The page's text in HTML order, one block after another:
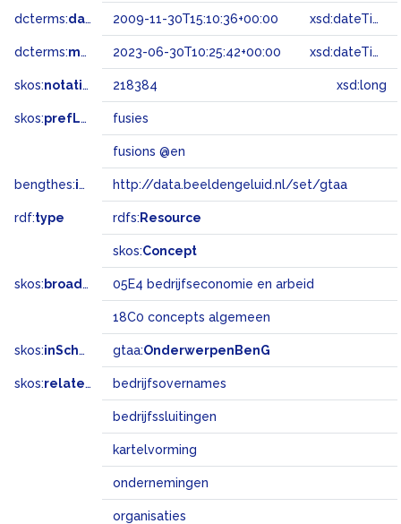
dcterms:dateSubmitted 2009-11-30T15:10:36+00:00 xsd:dateTime
dcterms:modified 2023-06-30T10:25:42+00:00 xsd:dateTime
skos:notation 218384 xsd:long
skos:prefLabel fusies
fusions @en
bengthes:inSet http://data.beeldengeluid.nl/set/gtaa
rdf:type rdfs: Resource
skos:Concept
skos: broadMatch 05E4 bedrijfseconomie en arbeid
18C0 concepts algemeen
skos:inScheme gtaa:OnderwerpenBenG
skos:related bedrijfsovernames
bedrijfssluitingen
kartelvorming
ondernemingen
organisaties